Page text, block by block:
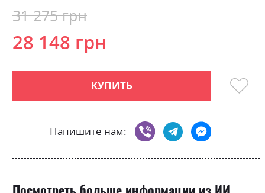
28 148 грн
31 275 грн
КУПИТЬ
Напишите нам: